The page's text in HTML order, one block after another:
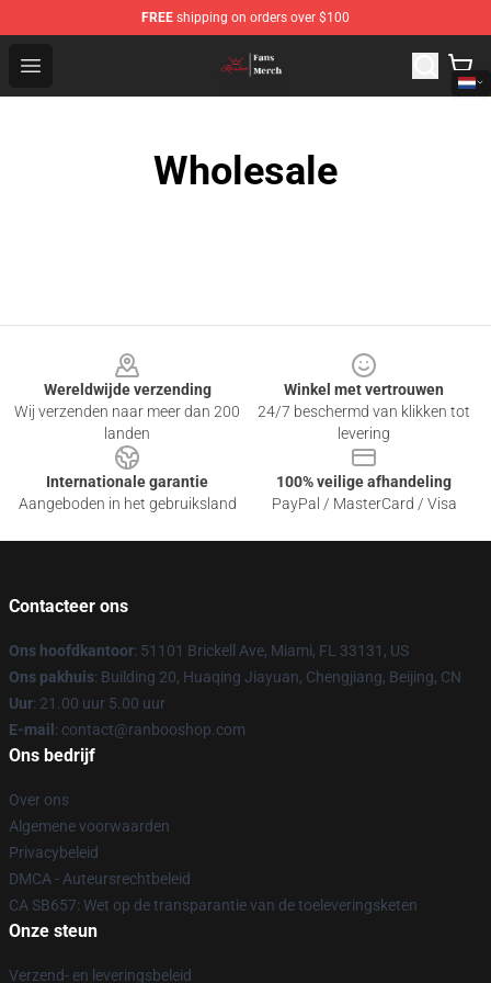
FREE shipping on orders over $100
Open menu
Ranboo Shop - Official Ranboo Merchandise Store
Wholesale
Wereldwijde verzending
Wij verzenden naar meer dan 200
landen
Winkel met vertrouwen
24/7 beschermd van klikken tot
levering
Internationale garantie
Aangeboden in het gebruiksland
100% veilige afhandeling
PayPal / MasterCard / Visa
Contacteer ons
Ons hoofdkantoor: 51101 Brickell Ave, Miami, FL 33131, US
Ons pakhuis: Building 20, Huaqing Jiayuan, Chengjiang, Beijing, CN
Uur: 21.00 uur 5.00 uur
E-mail : contact@ranbooshop.com
Ons bedrijf
Over ons
Algemene voorwaarden
Privacybeleid
DMCA - Auteursrechtbeleid
CA SB657: Wet op de transparantie van de toeleveringsketen
Onze steun
Verzend- en leveringsbeleid